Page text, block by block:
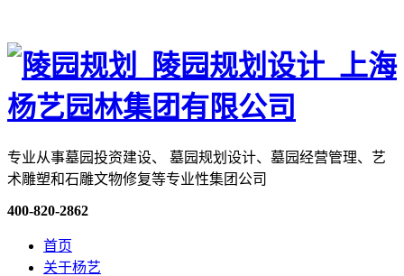
专业从事墓园投资建设、 墓园规划设计、墓园经营管理、艺
术雕塑和石雕文物修复等专业性集团公司
400-820-2862
首页
关于杨艺